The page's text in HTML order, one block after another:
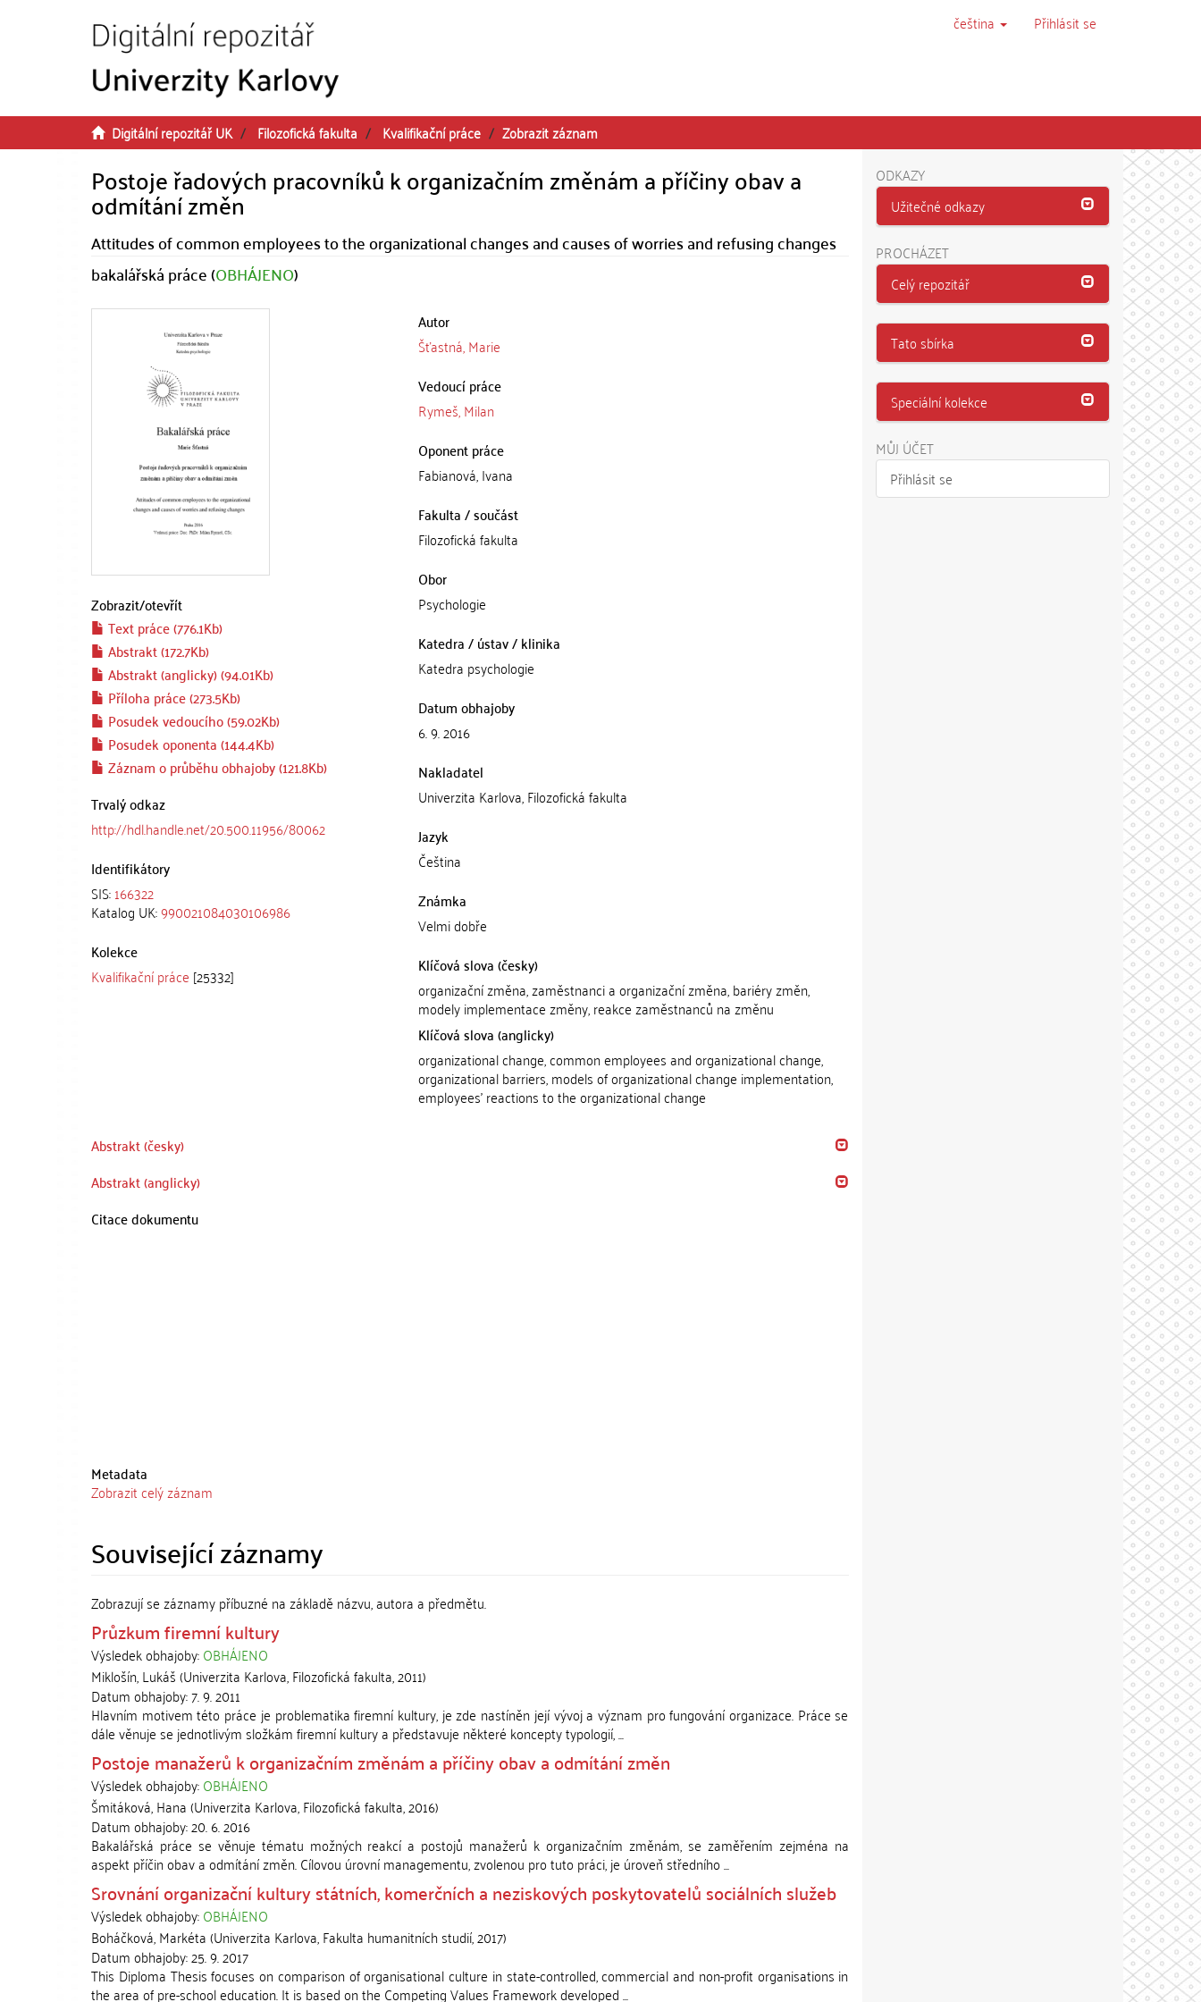
čeština Přihlásit se
Digitální repozitář UK Filozofická fakulta Kvalifikační práce Zobrazit záznam
Postoje řadových pracovníků k organizačním změnám a příčiny obav a
odmítání změn
Attitudes of common employees to the organizational changes and causes of worries and refusing changes
bakalářská práce (OBHÁJENO)
Zobrazit/otevřít
Text práce (776.1Kb)
Abstrakt (172.7Kb)
Abstrakt (anglicky) (94.01Kb)
Příloha práce (273.5Kb)
Posudek vedoucího (59.02Kb)
Posudek oponenta (144.4Kb)
Záznam o průběhu obhajoby (121.8Kb)
Trvalý odkaz
http://hdl.handle.net/20.500.11956/80062
Identifikátory
SIS:166322
Katalog UK:990021084030106986
Kolekce
Kvalifikační práce [25332]
Autor
Šťastná, Marie
Vedoucí práce
Rymeš, Milan
Oponent práce
Fabianová, Ivana
Fakulta / součást
Filozofická fakulta
Obor
Psychologie
Katedra / ústav / klinika
Katedra psychologie
Datum obhajoby
6. 9. 2016
Nakladatel
Univerzita Karlova, Filozofická fakulta
Jazyk
Čeština
Známka
Velmi dobře
Klíčová slova (česky)
organizační změna, zaměstnanci a organizační změna, bariéry změn,
modely implementace změny, reakce zaměstnanců na změnu
Klíčová slova (anglicky)
organizational change, common employees and organizational change,
organizational barriers, models of organizational change implementation,
employees' reactions to the organizational change
Abstrakt (česky)
Abstrakt (anglicky)
Citace dokumentu
Metadata
Zobrazit celý záznam
Související záznamy
Zobrazují se záznamy příbuzné na základě názvu, autora a předmětu.
Průzkum firemní kultury
Výsledek obhajoby:OBHÁJENO
Miklošín, Lukáš(Univerzita Karlova, Filozofická fakulta,2011)
Datum obhajoby:7. 9. 2011
Hlavním motivem této práce je problematika firemní kultury, je zde nastíněn její vývoj a význam pro fungování organizace. Práce se
dále věnuje se jednotlivým složkám firemní kultury a představuje některé koncepty typologií, ...
Postoje manažerů k organizačním změnám a příčiny obav a odmítání změn
Výsledek obhajoby:OBHÁJENO
Šmitáková, Hana(Univerzita Karlova, Filozofická fakulta,2016)
Datum obhajoby:20. 6. 2016
Bakalářská práce se věnuje tématu možných reakcí a postojů manažerů k organizačním změnám, se zaměřením zejména na
aspekt příčin obav a odmítání změn. Cílovou úrovní managementu, zvolenou pro tuto práci, je úroveň středního ...
Srovnání organizační kultury státních, komerčních a neziskových poskytovatelů sociálních služeb
Výsledek obhajoby:OBHÁJENO
Boháčková, Markéta(Univerzita Karlova, Fakulta humanitních studií,2017)
Datum obhajoby:25. 9. 2017
This Diploma Thesis focuses on comparison of organisational culture in state-controlled, commercial and non-profit organisations in
the area of pre-school education. It is based on the Competing Values Framework developed ...
ODKAZY
Užitečné odkazy
PROCHÁZET
Celý repozitář
Tato sbírka
Speciální kolekce
MŮJ ÚČET
Přihlásit se